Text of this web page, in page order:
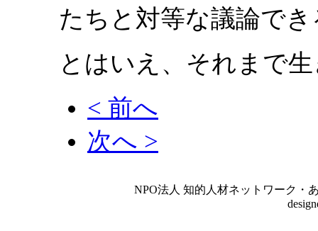
たちと対等な議論で
とはいえ、それまで
< 前へ
次へ >
NPO法人 知的人材ネットワーク・